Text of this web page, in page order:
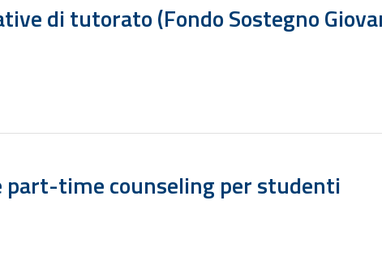
di tutorato (Fondo Sostegno
part-time counseling per studenti